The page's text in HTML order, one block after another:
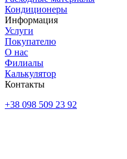
Кондиционеры
Информация
Услуги
Покупателю
О нас
Филиалы
Калькулятор
Контакты
+38 098 509 23 92